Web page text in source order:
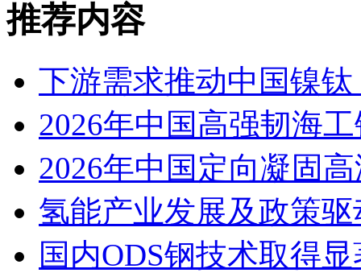
推荐内容
下游需求推动中国镍
2026年中国高强韧海
2026年中国定向凝固
氢能产业发展及政策
国内ODS钢技术取得